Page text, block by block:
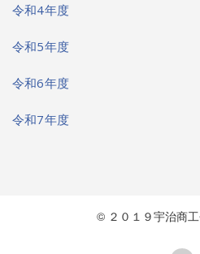
令和4年度
令和5年度
令和6年度
令和7年度
© ２０１９宇治商